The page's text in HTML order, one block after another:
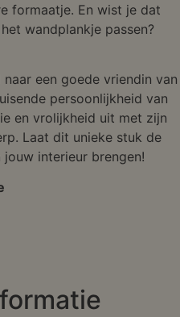
formaatje. En wist je dat
wandplankje passen?
een goede vriendin van
persoonlijkheid van
en vrolijkheid uit met zijn
Laat dit unieke stuk de
interieur brengen!